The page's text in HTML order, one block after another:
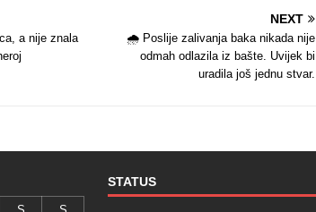
a nije znala
NEXT
🌧️ Poslije zalivanja baka nikada nije
odmah odlazila iz bašte. Uvijek bi
uradila još jednu stvar.
STATUS